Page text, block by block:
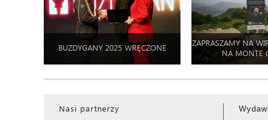
BUZDYGANY 2025 WRĘCZONE
ZAPRASZAMY NA
NA MONTE
Nasi partnerzy